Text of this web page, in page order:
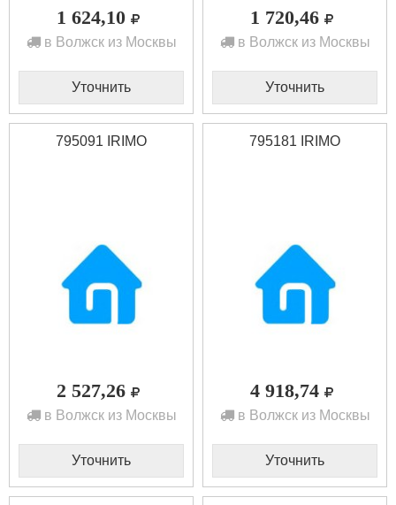
1 624,10
в Волжск из Москвы
Уточнить
1 720,46
в Волжск из Москвы
Уточнить
795091 IRIMO
2 527,26
в Волжск из Москвы
Уточнить
795181 IRIMO
4 918,74
в Волжск из Москвы
Уточнить